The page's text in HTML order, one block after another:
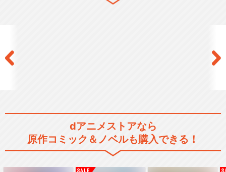
dアニメストアなら
原作コミック＆ノベルも購入できる！